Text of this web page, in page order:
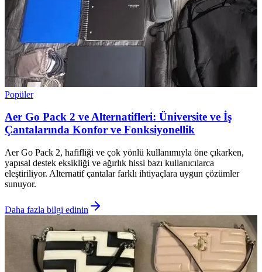
Popüler
Aer Go Pack 2 ve Alternatifleri: Üniversite ve İş
Çantalarında Konfor ve Fonksiyonellik
Aer Go Pack 2, hafifliği ve çok yönlü kullanımıyla öne çıkarken,
yapısal destek eksikliği ve ağırlık hissi bazı kullanıcılarca
eleştiriliyor. Alternatif çantalar farklı ihtiyaçlara uygun çözümler
sunuyor.
Daha fazla bilgi edinin